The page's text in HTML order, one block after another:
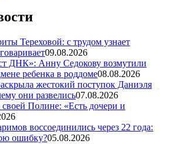
Тереховой: с трудом узнает
09.08.2026
ДНК»: Анну Седокову возмутили
ребенка в роддоме08.08.2026
жестокий поступок Даниэля
они развелись07.08.2026
Полине: «Есть дочери и
воссоединились через 22 года:
ошибку?05.08.2026